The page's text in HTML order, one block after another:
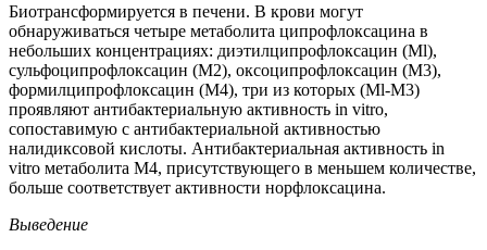
Биотрансформируется в печени. В крови могут
обнаруживаться четыре метаболита ципрофлоксацина в
небольших концентрациях: диэтилципрофлоксацин (Ml),
сульфоципрофлоксацин (М2), оксоципрофлоксацин (М3),
формилципрофлоксацин (М4), три из которых (Ml-М3)
проявляют антибактериальную активность in vitro,
сопоставимую с антибактериальной активностью
налидиксовой кислоты. Антибактериальная активность in
vitro метаболита М4, присутствующего в меньшем количестве,
больше соответствует активности норфлоксацина.
Выведение